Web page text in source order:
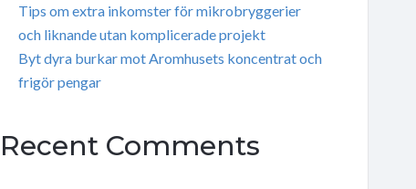
Tips om extra inkomster för mikrobryggerier
och liknande utan komplicerade projekt
Byt dyra burkar mot Aromhusets koncentrat och
frigör pengar
Recent Comments